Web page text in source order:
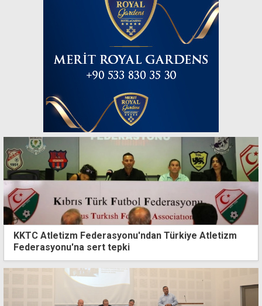
KKTC Atletizm Federasyonu'ndan Türkiye Atletizm
Federasyonu'na sert tepki